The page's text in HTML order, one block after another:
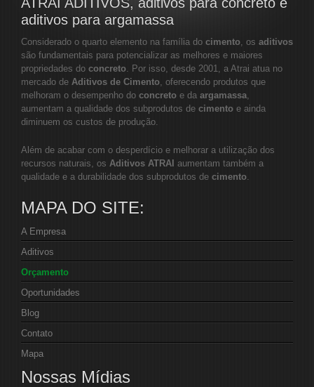
aditivos para argamassa
Considerado o quarto elemento na família do cimento , os aditivos
são fundamentais para potencializar as melhores e maiores
propriedades do concreto . Por isso, desde 2001, a Atrai atua no
mercado de Aditivos de Cimento , oferecendo produtos que
melhoram o desempenho do concreto e da argamassa
aumentam a qualidade dos subprodutos de cimento e ainda
diminuem os custos de produção.
Além de acabar com o desperdício e melhorar a utilização dos
recursos naturais, os Aditivos ATRAI aumentam também a
qualidade e a durabilidade dos subprodutos de cimento
MAPA DO SITE:
A Empresa
Aditivos
Orçamento
Oportunidades
Blog
Contato
Mapa
Nossas Mídias